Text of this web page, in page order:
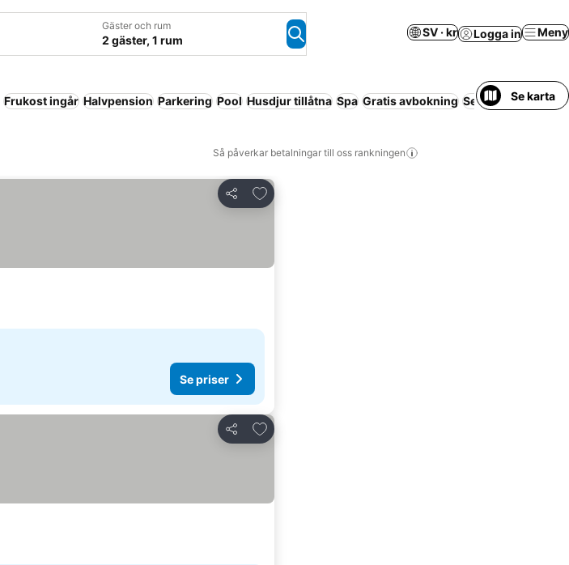
Gäster och rum
2 gäster, 1 rum
SV · kr Logga in Meny
Frukost ingår Halvpension Parkering Pool Husdjur tillåtna Spa Gratis avbokning Servicelägenhet
Se karta
Så påverkar betalningar till oss rankningen
Dela
Lägg till i Mina Favoriter
Se priser
Dela
Lägg till i Mina Favoriter